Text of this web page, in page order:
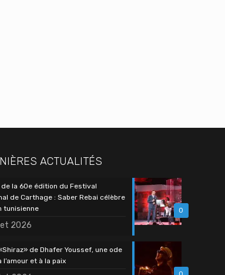
ACTUALITÉS
0
la 60e édition du Festival
de Carthage : Saber Rebai célèbre
tunisienne
2026
de Dhafer Youssef, une ode
l’amour et à la paix